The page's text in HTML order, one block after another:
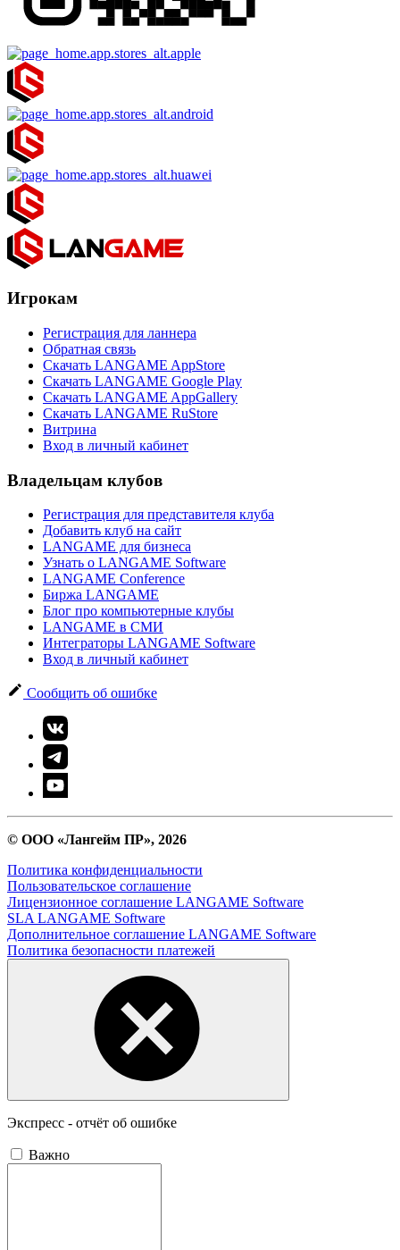
Игрокам
Регистрация для ланнера
Обратная связь
Скачать LANGAME AppStore
Скачать LANGAME Google Play
Скачать LANGAME AppGallery
Скачать LANGAME RuStore
Витрина
Вход в личный кабинет
Владельцам клубов
Регистрация для представителя клуба
Добавить клуб на сайт
LANGAME для бизнеса
Узнать о LANGAME Software
LANGAME Conference
Биржа LANGAME
Блог про компьютерные клубы
LANGAME в СМИ
Интеграторы LANGAME Software
Вход в личный кабинет
Сообщить об ошибке
© ООО «Лангейм ПР», 2026
Политика конфиденциальности
Пользовательское соглашение
Лицензионное соглашение LANGAME Software
SLA LANGAME Software
Дополнительное соглашение LANGAME Software
Политика безопасности платежей
Экспресс - отчёт об ошибке
Важно